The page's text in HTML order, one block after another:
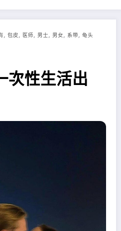
, 包皮, 医师, 男士, 男女, 系带, 龟头
次性生活出